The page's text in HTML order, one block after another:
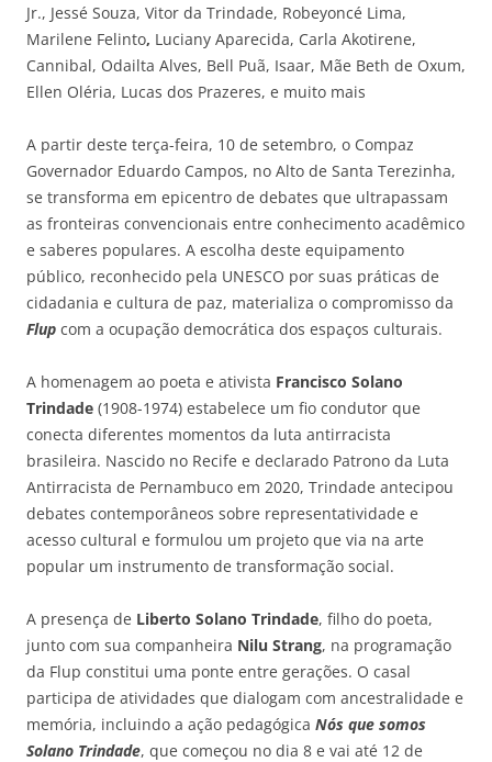
Jr., Jessé Souza, Vitor da Trindade, Robeyoncé Lima,
Marilene Felinto, Luciany Aparecida, Carla Akotirene,
Cannibal, Odailta Alves, Bell Puã, Isaar, Mãe Beth de Oxum,
Ellen Oléria, Lucas dos Prazeres, e muito mais
A partir deste terça-feira, 10 de setembro, o Compaz
Governador Eduardo Campos, no Alto de Santa Terezinha,
se transforma em epicentro de debates que ultrapassam
as fronteiras convencionais entre conhecimento acadêmico
e saberes populares. A escolha deste equipamento
público, reconhecido pela UNESCO por suas práticas de
cidadania e cultura de paz, materializa o compromisso da
Flup com a ocupação democrática dos espaços culturais.
A homenagem ao poeta e ativista Francisco Solano
Trindade (1908-1974) estabelece um fio condutor que
conecta diferentes momentos da luta antirracista
brasileira. Nascido no Recife e declarado Patrono da Luta
Antirracista de Pernambuco em 2020, Trindade antecipou
debates contemporâneos sobre representatividade e
acesso cultural e formulou um projeto que via na arte
popular um instrumento de transformação social.
A presença de Liberto Solano Trindade, filho do poeta,
junto com sua companheira Nilu Strang, na programação
da Flup constitui uma ponte entre gerações. O casal
participa de atividades que dialogam com ancestralidade e
memória, incluindo a ação pedagógica Nós que somos
Solano Trindade, que começou no dia 8 e vai até 12 de